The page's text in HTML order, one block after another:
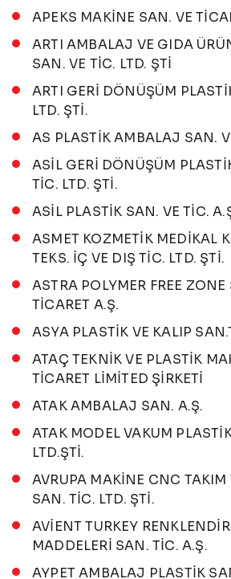
APEKS MAKİNE SAN. VE
ARTI AMBALAJ VE GIDA
SAN. VE TİC. LTD. ŞTİ
ARTI GERİ DÖNÜŞÜM
LTD. ŞTİ.
AS PLASTİK AMBALAJ SAN.
ASİL GERİ DÖNÜŞÜM
TİC. LTD. ŞTİ.
ASİL PLASTİK SAN. VE TİC.
ASMET KOZMETİK MEDİKAL
TEKS. İÇ VE DIŞ TİC. LTD. ŞTİ.
ASTRA POLYMER FREE ZONE
TİCARET A.Ş.
ASYA PLASTİK VE KALIP
ATAÇ TEKNİK VE PLASTİK
TİCARET LİMİTED ŞİRKETİ
ATAK AMBALAJ SAN. A.Ş.
ATAK MODEL VAKUM
LTD.ŞTİ.
AVRUPA MAKİNE CNC TAKIM
SAN. TİC. LTD. ŞTİ.
AVİENT TURKEY
MADDELERİ SAN. TİC. A.Ş.
AYPET AMBALAJ PLASTİK